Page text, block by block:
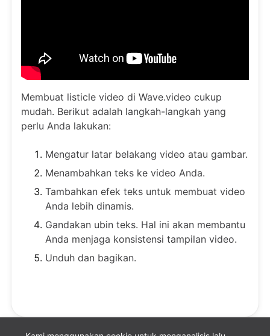
Membuat listicle video di Wave.video cukup
mudah. Berikut adalah langkah-langkah yang
perlu Anda lakukan:
Mengatur latar belakang video atau gambar.
Menambahkan teks ke video Anda.
Tambahkan efek teks untuk membuat video
Anda lebih dinamis.
Gandakan ubin teks. Hal ini akan membantu
Anda menjaga konsistensi tampilan video.
Unduh dan bagikan.